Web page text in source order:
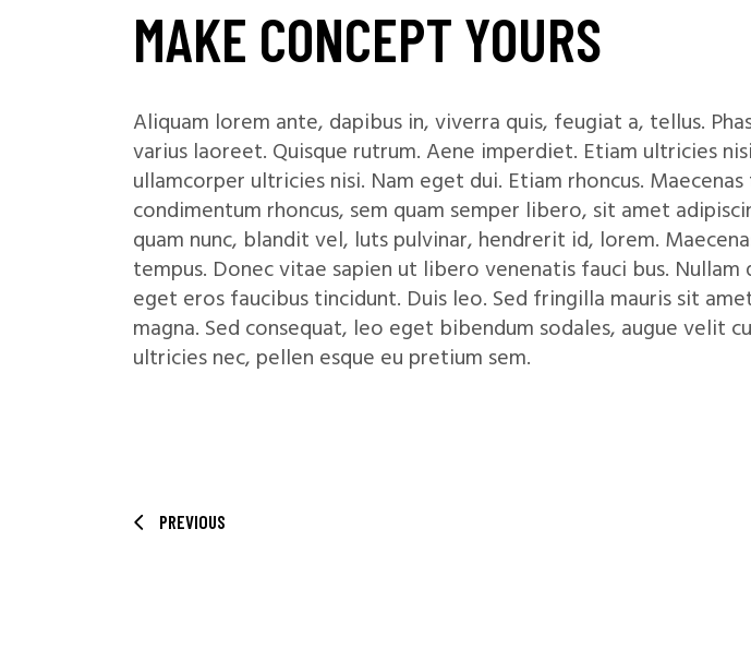
MAKE CONCEPT YOURS
Aliquam lorem ante, dapibus in, viverra quis, feugiat a, tellus.
varius laoreet. Quisque rutrum. Aene imperdiet. Etiam ultricies
ullamcorper ultricies nisi. Nam eget dui. Etiam rhoncus.
condimentum rhoncus, sem quam semper libero, sit amet
quam nunc, blandit vel, luts pulvinar, hendrerit id, lorem.
tempus. Donec vitae sapien ut libero venenatis fauci bus.
eget eros faucibus tincidunt. Duis leo. Sed fringilla mauris sit
magna. Sed consequat, leo eget bibendum sodales, augue velit
ultricies nec, pellen esque eu pretium sem.
PREVIOUS